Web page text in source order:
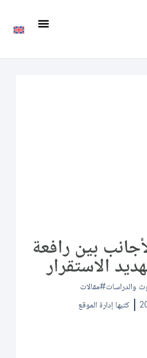
بين رافعة
الاستقرار
والدراسات مقالات
كتبها إدارة الموقع